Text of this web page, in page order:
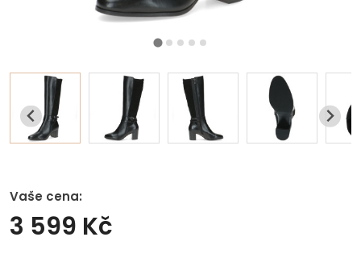
Vaše cena:
3 599 Kč